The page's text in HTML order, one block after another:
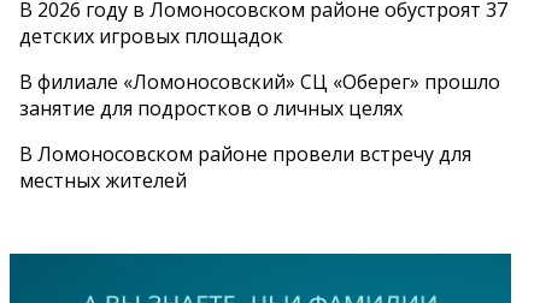
В 2026 году в Ломоносовском районе обустроят 37
детских игровых площадок
В филиале «Ломоносовский» СЦ «Оберег» прошло
занятие для подростков о личных целях
В Ломоносовском районе провели встречу для
местных жителей